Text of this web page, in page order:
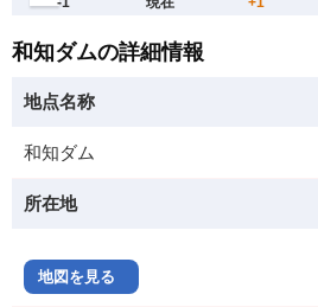
和知ダムの詳細情報
地点名称
和知ダム
所在地
地図を見る